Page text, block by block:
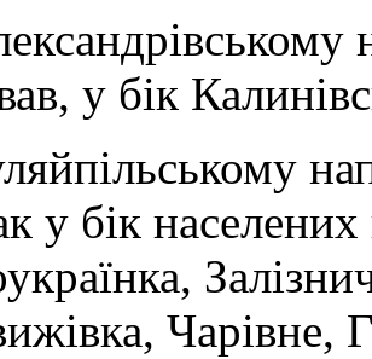
у бік
у бік
Чарівне,